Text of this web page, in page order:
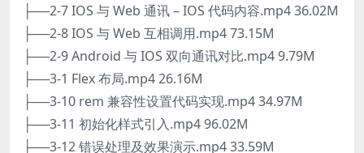
├──2-7 IOS 与 Web 通讯 – IOS 代码内容.mp4 36.02M
├──2-8 IOS 与 Web 互相调用.mp4 73.15M
├──2-9 Android 与 IOS 双向通讯对比.mp4 9.79M
├──3-1 Flex 布局.mp4 26.16M
├──3-10 rem 兼容性设置代码实现.mp4 34.97M
├──3-11 初始化样式引入.mp4 96.02M
├──3-12 错误处理及效果演示.mp4 33.59M